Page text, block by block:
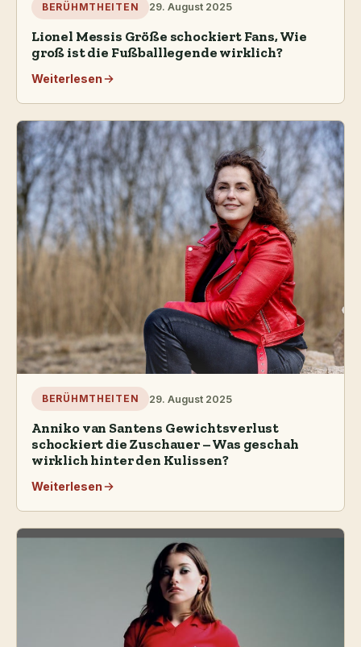
BERÜHMTHEITEN 29. August 2025
Lionel Messis Größe schockiert Fans, Wie
groß ist die Fußballlegende wirklich?
Weiterlesen
BERÜHMTHEITEN 29. August 2025
Anniko van Santens Gewichtsverlust
schockiert die Zuschauer – Was geschah
wirklich hinter den Kulissen?
Weiterlesen